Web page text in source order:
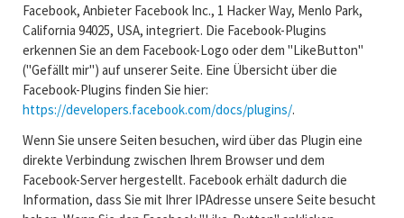
Facebook, Anbieter Facebook Inc., 1 Hacker Way, Menlo Park,
California 94025, USA, integriert. Die Facebook-Plugins
erkennen Sie an dem Facebook-Logo oder dem "LikeButton"
("Gefällt mir") auf unserer Seite. Eine Übersicht über die
Facebook-Plugins finden Sie hier:
https://developers.facebook.com/docs/plugins/.
Wenn Sie unsere Seiten besuchen, wird über das Plugin eine
direkte Verbindung zwischen Ihrem Browser und dem
Facebook-Server hergestellt. Facebook erhält dadurch die
Information, dass Sie mit Ihrer IPAdresse unsere Seite besucht